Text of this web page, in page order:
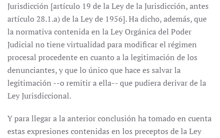
Jurisdicción [artículo 19 de la Ley de la Jurisdicción, antes
artículo 28.1.a) de la Ley de 1956]. Ha dicho, además, que
la normativa contenida en la Ley Orgánica del Poder
Judicial no tiene virtualidad para modificar el régimen
procesal procedente en cuanto a la legitimación de los
denunciantes, y que lo único que hace es salvar la
legitimación --o remitir a ella-- que pudiera derivar de la
Ley Jurisdiccional.
Y para llegar a la anterior conclusión ha tomado en cuenta
estas expresiones contenidas en los preceptos de la Ley